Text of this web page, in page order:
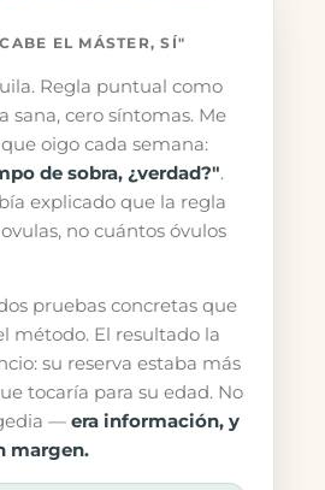
EL MÁSTER, SÍ"
Regla puntual como
sana, cero síntomas. Me
oigo cada semana:
de sobra, ¿verdad?".
explicado que la regla
no cuántos óvulos
pruebas concretas que
método. El resultado la
su reserva estaba más
tocaría para su edad. No
—era información, y
margen.